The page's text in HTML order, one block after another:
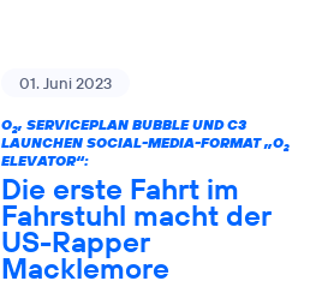
01. Juni 2023
O2, SERVICEPLAN BUBBLE UND C3
LAUNCHEN SOCIAL-MEDIA-FORMAT „O2
ELEVATOR“:
Die erste Fahrt im
Fahrstuhl macht der
US-Rapper
Macklemore